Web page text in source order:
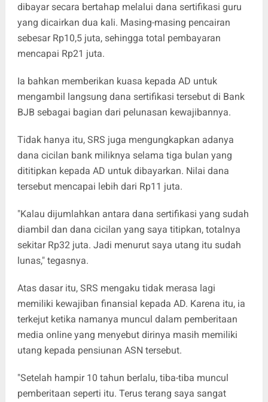
dibayar secara bertahap melalui dana sertifikasi guru
yang dicairkan dua kali. Masing-masing pencairan
sebesar Rp10,5 juta, sehingga total pembayaran
mencapai Rp21 juta.
Ia bahkan memberikan kuasa kepada AD untuk
mengambil langsung dana sertifikasi tersebut di Bank
BJB sebagai bagian dari pelunasan kewajibannya.
Tidak hanya itu, SRS juga mengungkapkan adanya
dana cicilan bank miliknya selama tiga bulan yang
dititipkan kepada AD untuk dibayarkan. Nilai dana
tersebut mencapai lebih dari Rp11 juta.
"Kalau dijumlahkan antara dana sertifikasi yang sudah
diambil dan dana cicilan yang saya titipkan, totalnya
sekitar Rp32 juta. Jadi menurut saya utang itu sudah
lunas," tegasnya.
Atas dasar itu, SRS mengaku tidak merasa lagi
memiliki kewajiban finansial kepada AD. Karena itu, ia
terkejut ketika namanya muncul dalam pemberitaan
media online yang menyebut dirinya masih memiliki
utang kepada pensiunan ASN tersebut.
"Setelah hampir 10 tahun berlalu, tiba-tiba muncul
pemberitaan seperti itu. Terus terang saya sangat